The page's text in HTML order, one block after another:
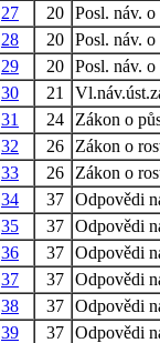
27 20 Posl. náv.
28 20 Posl. náv.
29 20 Posl. náv.
30 21
31 24 Zákon o
32 26 Zákon o
33 26 Zákon o
34 37 Odpovědi
35 37 Odpovědi
36 37 Odpovědi
37 37 Odpovědi
38 37 Odpovědi
39 37 Odpovědi